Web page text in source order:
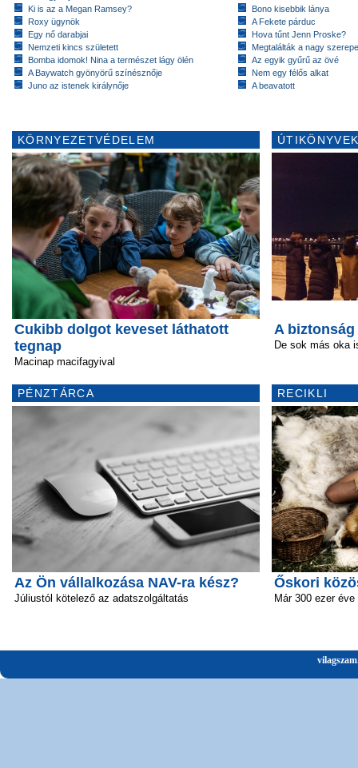
Ki is az a Megan Ramsey?
Roxy ügynök
Egy nő darabjai
Nemzeti kincs született
Bomba idomok! Nina a természet lágy ölén
A Baywatch gyönyörű színésznője
Juno az istenek királynője
Bono kisebbik lánya
A Fekete párduc
Hova tűnt Jenn Proske?
Megtalálták a nagy
Az egyik gyűrű az övé
Nem egy félős alkat
A beavatott
KÖRNYEZETVÉDELEM
Cukibb dolgot keveset láthatott
tegnap
Macinap macifagyival
PÉNZTÁRCA
Az Ön vállalkozása NAV-ra kész?
Júliustól kötelező az adatszolgáltatás
A
De sok más oka
RECIKLI
Őskori
Már 300 ezer